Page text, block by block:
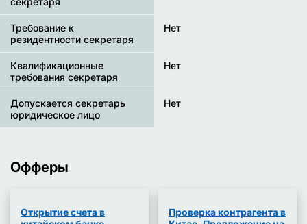
Требование к
резидентности секретаря
Нет
Квалификационные
требования секретаря
Нет
Допускается секретарь
юридическое лицо
Нет
Офферы
Открытие счета в
Проверка контрагента в